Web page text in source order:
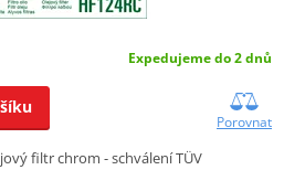
Expedujeme do 2 dnů
Porovnat
filtr chrom - schválení TÜV